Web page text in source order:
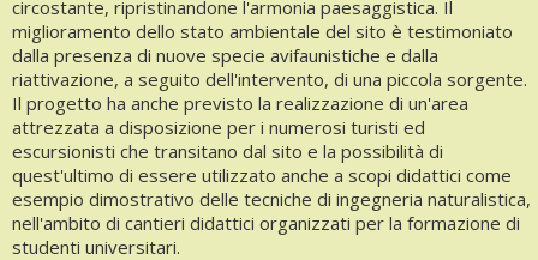
circostante, ripristinandone l'armonia paesaggistica. Il
miglioramento dello stato ambientale del sito è testimoniato
dalla presenza di nuove specie avifaunistiche e dalla
riattivazione, a seguito dell'intervento, di una piccola sorgente.
Il progetto ha anche previsto la realizzazione di un'area
attrezzata a disposizione per i numerosi turisti ed
escursionisti che transitano dal sito e la possibilità di
quest'ultimo di essere utilizzato anche a scopi didattici come
esempio dimostrativo delle tecniche di ingegneria naturalistica,
nell'ambito di cantieri didattici organizzati per la formazione di
studenti universitari.